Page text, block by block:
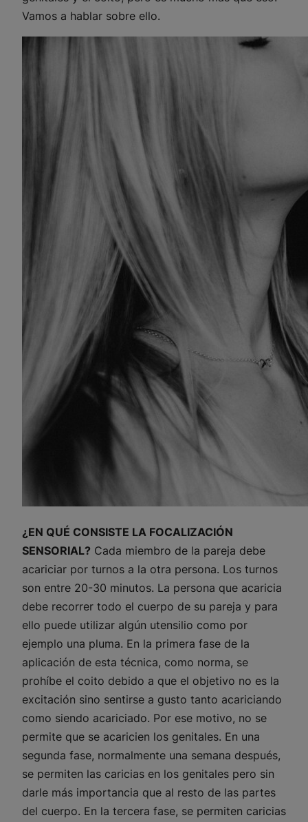
Vamos a hablar sobre ello.
¿EN QUÉ CONSISTE LA FOCALIZACIÓN
SENSORIAL? Cada miembro de la pareja debe
acariciar por turnos a la otra persona. Los turnos
son entre 20-30 minutos. La persona que acaricia
debe recorrer todo el cuerpo de su pareja y para
ello puede utilizar algún utensilio como por
ejemplo una pluma. En la primera fase de la
aplicación de esta técnica, como norma, se
prohíbe el coito debido a que el objetivo no es la
excitación sino sentirse a gusto tanto acariciando
como siendo acariciado. Por ese motivo, no se
permite que se acaricien los genitales. En una
segunda fase, normalmente una semana después,
se permiten las caricias en los genitales pero sin
darle más importancia que al resto de las partes
del cuerpo. En la tercera fase, se permiten caricias